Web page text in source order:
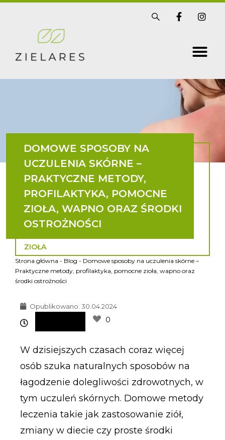
S
i
F
a
-
f
I
n
a
g
m
DOMOWE SPOSOBY NA
UCZULENIA SKÓRNE –
PRAKTYCZNE METODY,
PROFILAKTYKA, POMOCNE
ZIOŁA, WAPNO ORAZ ŚRODKI
OSTROŻNOŚCI
ZIOŁA
Strona główna - Blog - Domowe sposoby na uczulenia skórne –
Praktyczne metody, profilaktyka, pomocne zioła, wapno oraz
środki ostrożności
Opublikowano: 30.04.2024
0
W dzisiejszych czasach coraz więcej
osób szuka naturalnych sposobów na
łagodzenie dolegliwości zdrowotnych, w
tym uczuleń skórnych. Domowe metody
leczenia takie jak zastosowanie ziół,
zmiany w diecie czy proste środki